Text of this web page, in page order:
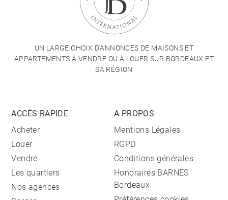
UN LARGE CHOIX D'ANNONCES DE MAISONS ET
APPARTEMENTS À VENDRE OU À LOUER SUR BORDEAUX ET
SA RÉGION
ACCÈS RAPIDE
Acheter
Louer
Vendre
Les quartiers
Nos agences
A PROPOS
Mentions Légales
RGPD
Conditions générales
Honoraires BARNES
Bordeaux